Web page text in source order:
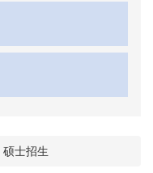
硕士招生